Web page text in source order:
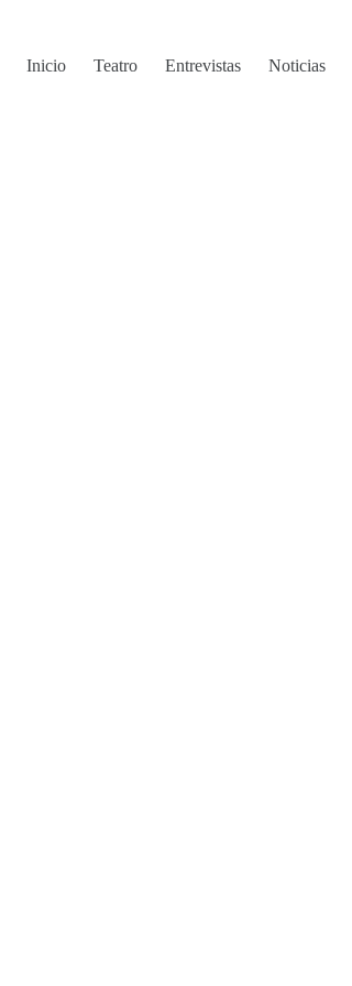
Inicio
Teatro Entrevistas Noticias